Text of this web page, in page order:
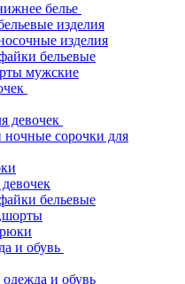
белье
изделия
изделия
бельевые
мужские
девочек
сорочки для
бельевые
и обувь
и обувь